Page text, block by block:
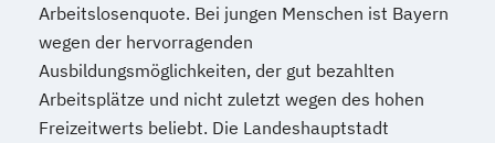
Arbeitslosenquote. Bei jungen Menschen ist Bayern
wegen der hervorragenden
Ausbildungsmöglichkeiten, der gut bezahlten
Arbeitsplätze und nicht zuletzt wegen des hohen
Freizeitwerts beliebt. Die Landeshauptstadt